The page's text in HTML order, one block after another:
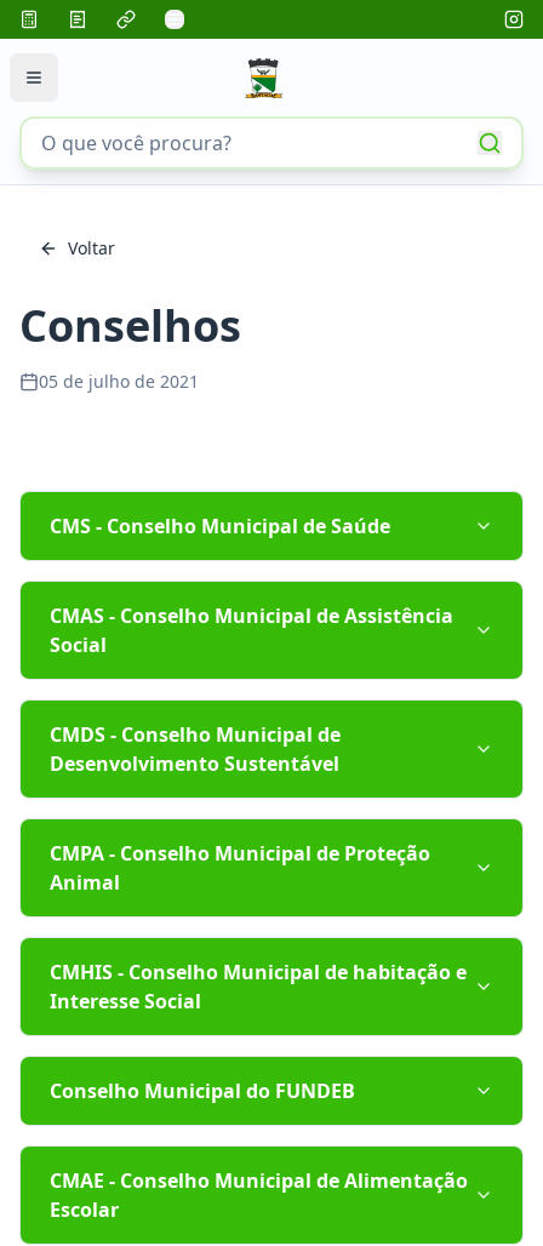
Voltar
Conselhos
05 de julho de 2021
CMS - Conselho Municipal de Saúde
CMAS - Conselho Municipal de Assistência
Social
CMDS - Conselho Municipal de
Desenvolvimento Sustentável
CMPA - Conselho Municipal de Proteção
Animal
CMHIS - Conselho Municipal de habitação e
Interesse Social
Conselho Municipal do FUNDEB
CMAE - Conselho Municipal de Alimentação
Escolar